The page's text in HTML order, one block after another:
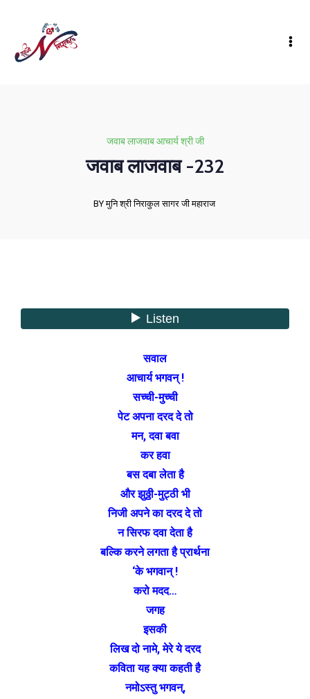
जवाब लाजवाब आचार्य श्री जी
जवाब लाजवाब -232
BY मुनि श्री निराकुल सागर जी महाराज
सवाल
आचार्य भगवन् !
सच्ची-मुच्ची
पेट अपना दरद दे तो
मन, दवा बवा
कर हवा
बस दबा लेता है
और झुठ्ठी-मुट्ठी भी
निजी अपने का दरद दे तो
न सिरफ दवा देता है
बल्कि करने लगता है प्रार्थना
‘के भगवान् !
करो मदद…
जगह
इसकी
लिख दो नामे, मेरे ये दरद
कविता यह क्या कहती है
नमोऽस्तु भगवन्,